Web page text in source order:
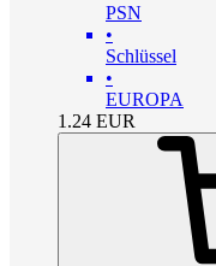
PSN
•
Schlüssel
•
EUROPA
1.24 EUR